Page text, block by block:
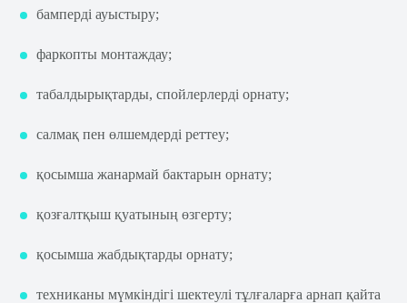
бамперді ауыстыру;
фаркопты монтаждау;
табалдырықтарды, спойлерлерді орнату;
салмақ пен өлшемдерді реттеу;
қосымша жанармай бактарын орнату;
қозғалтқыш қуатының өзгерту;
қосымша жабдықтарды орнату;
техниканы мүмкіндігі шектеулі тұлғаларға арнап қайта